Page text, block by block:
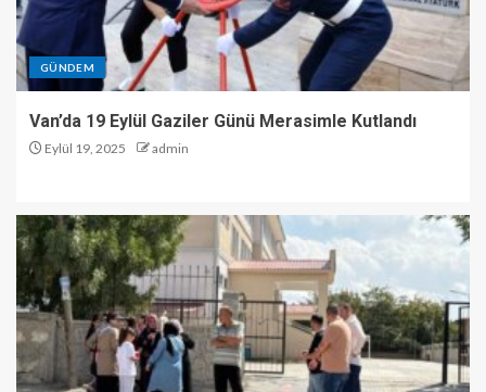
GÜNDEM
Van’da 19 Eylül Gaziler Günü Merasimle Kutlandı
Eylül 19, 2025 admin